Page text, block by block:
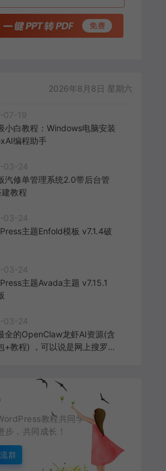
2026年8月8日 星期六
07-19
小白教程：Windows电脑安装
编程助手
03-24
汽修单管理系统2.0带后台管
教程
03-24
主题Enfold模板 v7.1.4破
03-24
主题Avada主题 v7.15.1
03-24
全的OpenClaw龙虾AI资源(含
+教程) ，可以说是网上搜罗的
教程共同学
步，共同成长！
群